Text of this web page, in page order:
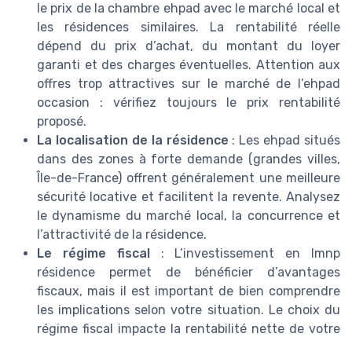
le prix de la chambre ehpad avec le marché local et
les résidences similaires. La rentabilité réelle
dépend du prix d’achat, du montant du loyer
garanti et des charges éventuelles. Attention aux
offres trop attractives sur le marché de l’ehpad
occasion : vérifiez toujours le prix rentabilité
proposé.
La localisation de la résidence : Les ehpad situés
dans des zones à forte demande (grandes villes,
Île-de-France) offrent généralement une meilleure
sécurité locative et facilitent la revente. Analysez
le dynamisme du marché local, la concurrence et
l’attractivité de la résidence.
Le régime fiscal
: L’investissement en lmnp
résidence permet de bénéficier d’avantages
fiscaux, mais il est important de bien comprendre
les implications selon votre situation. Le choix du
régime fiscal impacte la rentabilité nette de votre